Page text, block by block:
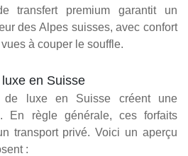
transfert premium garantit un
des Alpes suisses, avec confort
à couper le souffle.
en Suisse
de luxe en Suisse créent une
En règle générale, ces forfaits
transport privé. Voici un aperçu
: